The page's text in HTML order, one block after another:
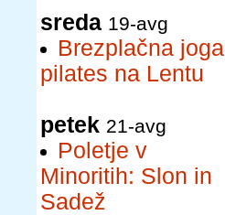
sreda 19-avg
Brezplačna joga
pilates na Lentu
petek 21-avg
Poletje v
Minoritih: Slon in
Sadež